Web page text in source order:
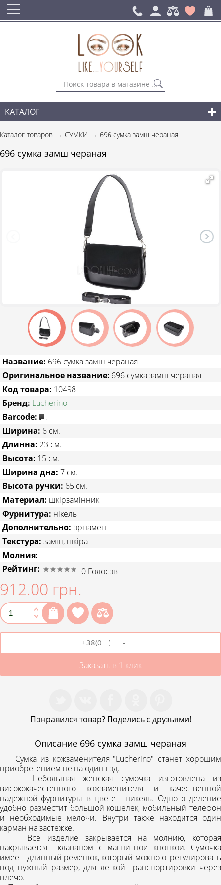
КАТАЛОГ
СУМКИ
ГОРОДСКИЕ РЮКЗАКИ
НОВИНКИ СУМОК И АКСЕССУАРОВ
ТОВАРЫ СО СКИДКОЙ
Каталог товаров СУМКИ 696 сумка замш чераная
696 сумка замш чераная
Название: 696 сумка замш чераная
Оригинальное название: 696 сумка замш чераная
Код товара: 10498
Бренд: Lucherino
Barcode:
Ширина: 6 см.
Длинна: 23 см.
Высота: 15 см.
Ширина дна: 7 см.
Высота ручки: 65 см.
Материал: шкірзамінник
Фурнитура: нікель
Дополнительно: орнамент
Текстура: замш, шкіра
Молния: -
Рейтинг:
0 Голосов
912.00 грн.
Заказать в 1 клик
Понравился товар? Поделись с друзьями!
Описание 696 сумка замш чераная
Сумка из кожзаменителя "Lucherino" станет хорошим
приобретением не на один год.
Небольшая женская сумочка изготовлена ​​из
висококачестенного кожзаменителя и качественной
надежной фурнитуры в цвете - никель. Одно отделение
удобно разместит большой кошелек, мобильный телефон
и необходимые мелочи. Внутри также находится один
карман на застежке.
Все изделие закрывается на молнию, которая
накрывается клапаном с магнитной кнопкой. Сумочка
имеет длинный ремешок, который можно отрегулировать
под нужный размер, для легкой транспортировки через
плечо.